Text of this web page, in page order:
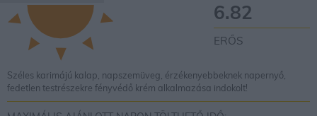
6.82
ERŐS
Széles karimájú kalap, napszemüveg, érzékenyebbeknek napernyő,
fedetlen testrészekre fényvédő krém alkalmazása indokolt!